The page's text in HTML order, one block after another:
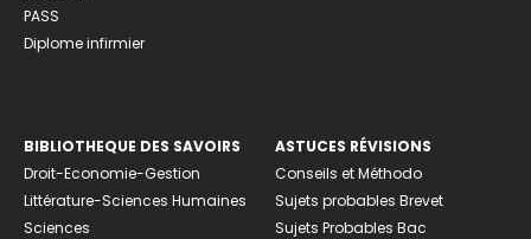
PASS
Diplome infirmier
BIBLIOTHEQUE DES SAVOIRS
Droit-Economie-Gestion
Littérature-Sciences Humaines
Sciences
ASTUCES RÉVISIONS
Conseils et Méthodo
Sujets probables Brevet
Sujets Probables Bac